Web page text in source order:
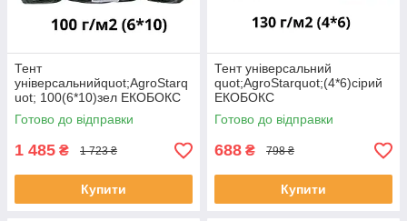
Тент
універсальнийquot;AgroStarq
uot; 100(6*10)зел ЕКОБОКС
Готово до відправки
1 485 ₴ 1 723 ₴
Купити
Тент універсальний
quot;AgroStarquot;(4*6)сірий
ЕКОБОКС
Готово до відправки
688 ₴ 798 ₴
Купити